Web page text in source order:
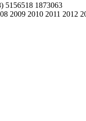
5156518 1873063
2009 2010 2011 2012